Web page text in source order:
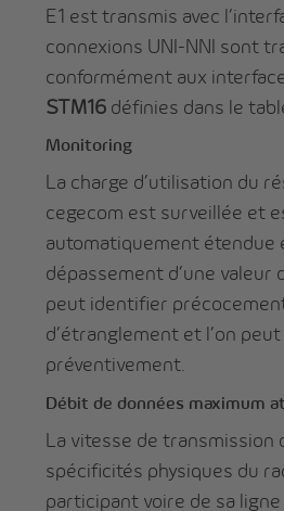
E1 est transmis avec
connexions UNI-NNI sont
conformément aux
STM16 définies dans le
Monitoring
La charge d‘utilisation du
cegecom est surveillée et
automatiquement étendue
dépassement d’une valeur
peut identifier
d’étranglement et l’on
préventivement.
Débit de données maximum
La vitesse de transmission
spécificités physiques du
participant voire de sa